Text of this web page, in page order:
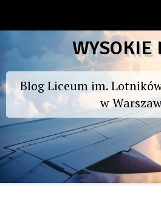
to
WYSOKIE
Blog Liceum im.
w